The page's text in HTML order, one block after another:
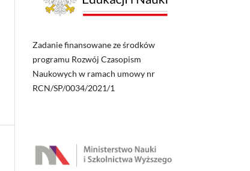
Zadanie finansowane ze środków
programu Rozwój Czasopism
Naukowych w ramach umowy nr
RCN/SP/0034/2021/1